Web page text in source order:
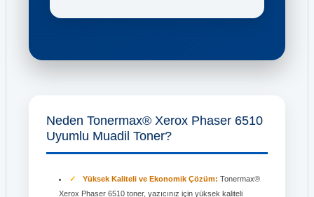
Neden Tonermax® Xerox Phaser 6510
Uyumlu Muadil Toner?
Yüksek Kaliteli ve Ekonomik Çözüm: Tonermax®
Xerox Phaser 6510 toner, yazıcınız için yüksek kaliteli